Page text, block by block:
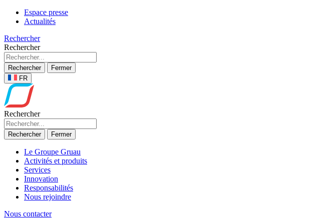
Espace presse
Actualités
Rechercher
Rechercher
Rechercher
Fermer
FR
Rechercher
Rechercher Fermer
Le Groupe Gruau
Activités et produits
Services
Innovation
Responsabilités
Nous rejoindre
Nous contacter